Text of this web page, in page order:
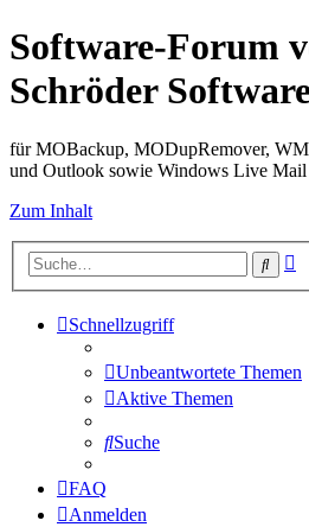
Software-Forum
Schröder
für MOBackup, MODupRemover,
und Outlook sowie Windows Live Mail
Zum Inhalt
Suche
Schnellzugriff
Unbeantwortete Themen
Aktive Themen
Suche
FAQ
Anmelden